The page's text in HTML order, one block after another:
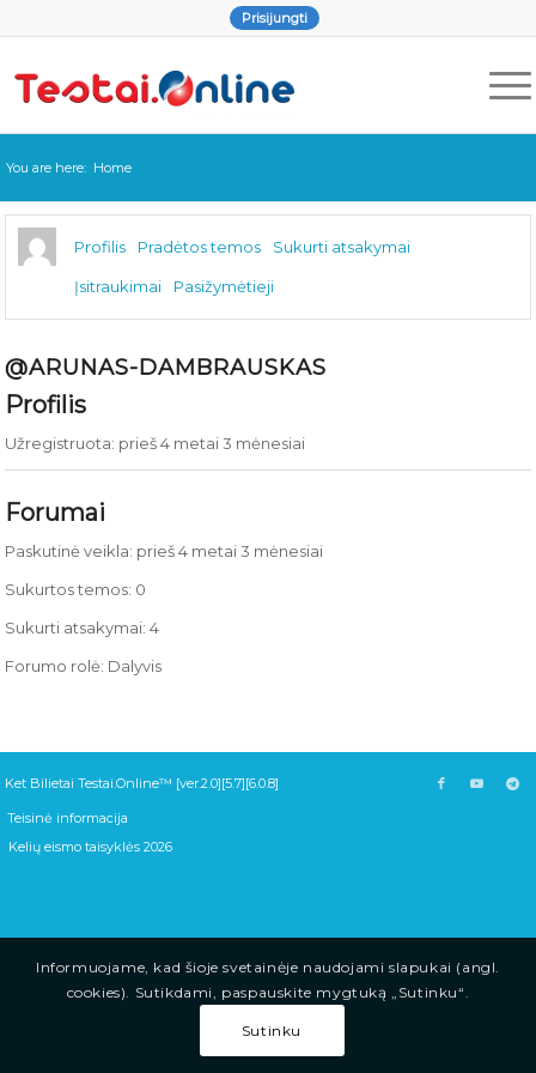
Prisijungti
You are here: Home
Profilis Pradėtos temos Sukurti atsakymai
Įsitraukimai Pasižymėtieji
@ARUNAS-DAMBRAUSKAS
Profilis
Užregistruota: prieš 4 metai 3 mėnesiai
Forumai
Paskutinė veikla: prieš 4 metai 3 mėnesiai
Sukurtos temos: 0
Sukurti atsakymai: 4
Forumo rolė: Dalyvis
Ket Bilietai Testai.Online™ [ver.2.0][5.7][6.0.8]
Teisinė informacija
Kelių eismo taisyklės 2026
Informuojame, kad šioje svetainėje naudojami slapukai (angl.
cookies). Sutikdami, paspauskite mygtuką „Sutinku“.
Sutinku